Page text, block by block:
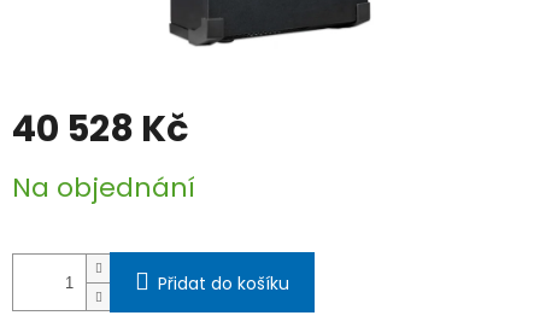
40 528 Kč
cena:
Na objednání
Přidat do košíku